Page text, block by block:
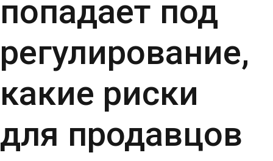
попадает под
регулирование,
какие риски
для продавцов